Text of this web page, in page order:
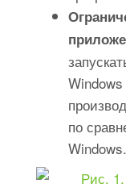
по
Windows.